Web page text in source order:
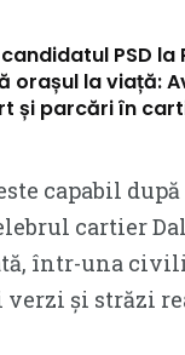
PSD
orașul la viață:
și parcări în
capabil după
cartier
într-una
verzi și străzi